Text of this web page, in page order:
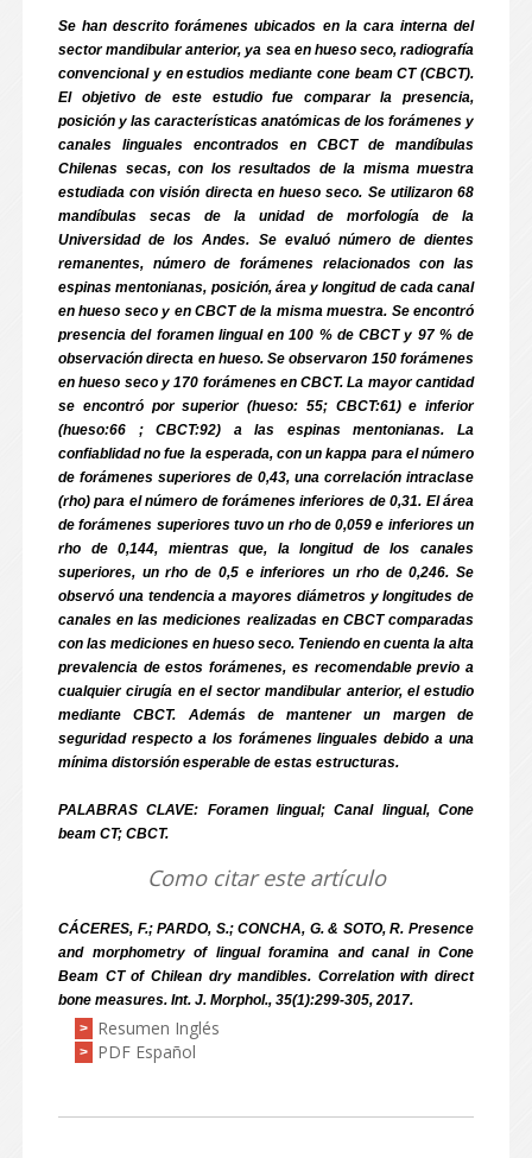
Se han descrito forámenes ubicados en la cara interna del
sector mandibular anterior, ya sea en hueso seco, radiografía
convencional y en estudios mediante cone beam CT (CBCT).
El objetivo de este estudio fue comparar la presencia,
posición y las características anatómicas de los forámenes y
canales linguales encontrados en CBCT de mandíbulas
Chilenas secas, con los resultados de la misma muestra
estudiada con visión directa en hueso seco. Se utilizaron 68
mandíbulas secas de la unidad de morfología de la
Universidad de los Andes. Se evaluó número de dientes
remanentes, número de forámenes relacionados con las
espinas mentonianas, posición, área y longitud de cada canal
en hueso seco y en CBCT de la misma muestra. Se encontró
presencia del foramen lingual en 100 % de CBCT y 97 % de
observación directa en hueso. Se observaron 150 forámenes
en hueso seco y 170 forámenes en CBCT. La mayor cantidad
se encontró por superior (hueso: 55; CBCT:61) e inferior
(hueso:66 ; CBCT:92) a las espinas mentonianas. La
confiablidad no fue la esperada, con un kappa para el número
de forámenes superiores de 0,43, una correlación intraclase
(rho) para el número de forámenes inferiores de 0,31. El área
de forámenes superiores tuvo un rho de 0,059 e inferiores un
rho de 0,144, mientras que, la longitud de los canales
superiores, un rho de 0,5 e inferiores un rho de 0,246. Se
observó una tendencia a mayores diámetros y longitudes de
canales en las mediciones realizadas en CBCT comparadas
con las mediciones en hueso seco. Teniendo en cuenta la alta
prevalencia de estos forámenes, es recomendable previo a
cualquier cirugía en el sector mandibular anterior, el estudio
mediante CBCT. Además de mantener un margen de
seguridad respecto a los forámenes linguales debido a una
mínima distorsión esperable de estas estructuras.
PALABRAS CLAVE: Foramen lingual; Canal lingual, Cone
beam CT; CBCT.
Como citar este artículo
CÁCERES, F.; PARDO, S.; CONCHA, G. & SOTO, R. Presence
and morphometry of lingual foramina and canal in Cone
Beam CT of Chilean dry mandibles. Correlation with direct
bone measures. Int. J. Morphol., 35(1):299-305, 2017.
>
Resumen Inglés
> PDF Español